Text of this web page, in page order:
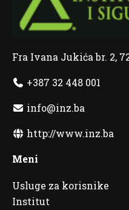
Fra Ivana Jukića br. 2,
+387 32 448 001
info@inz.ba
http://www.inz.ba
Meni
Usluge za korisnike
Institut